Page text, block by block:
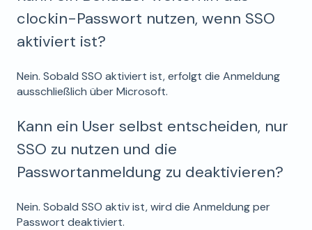
clockin-Passwort nutzen, wenn SSO
aktiviert ist?
Nein. Sobald SSO aktiviert ist, erfolgt die Anmeldung
ausschließlich über Microsoft.
Kann ein User selbst entscheiden, nur
SSO zu nutzen und die
Passwortanmeldung zu deaktivieren?
Nein. Sobald SSO aktiv ist, wird die Anmeldung per
Passwort deaktiviert.